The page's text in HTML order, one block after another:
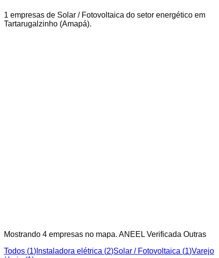
1 empresas de Solar / Fotovoltaica do setor energético em
Tartarugalzinho (Amapá).
Mostrando 4 empresas no mapa. ANEEL Verificada Outras
Todos (1) Instaladora elétrica (2)Solar / Fotovoltaica (1)Varejo